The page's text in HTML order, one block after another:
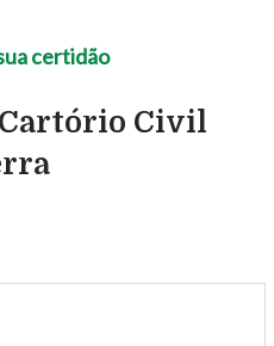
Cartório Civil